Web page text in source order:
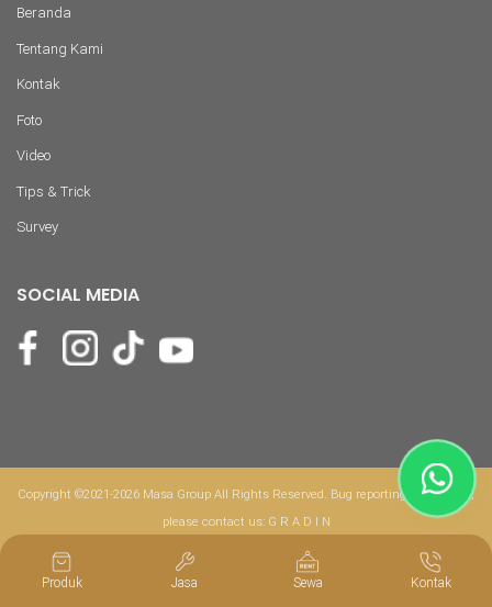
Beranda
Tentang Kami
Kontak
Foto
Video
Tips & Trick
Survey
SOCIAL MEDIA
Copyright ©2021-2026 Masa Group All Rights Reserved. Bug reporting & feedback,
please contact us: G R A D I N
Produk Jasa Sewa Kontak